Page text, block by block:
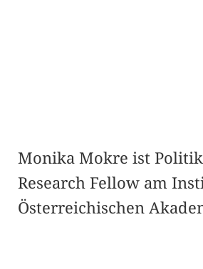
Monika Mokre ist
Research Fellow am
Österreichischen